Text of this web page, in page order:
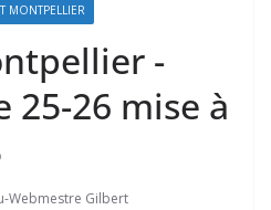
MONTPELLIER
-
25-26 mise à
Webmestre Gilbert